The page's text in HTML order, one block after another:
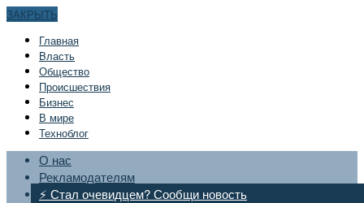
ЗАКРЫТЬ
Главная
Bласть
Общество
Происшествия
Бизнес
В мире
Техноблог
О нас
Рекламодателям
⚡ Стал очевидцем? Сообщи новость